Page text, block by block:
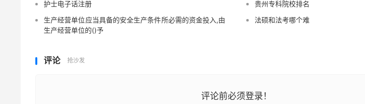
护士电子话注册
贵州专科院校排名
生产经营单位应当具备的安全生产条件所必需的资金投入,由
生产经营单位的()予
法硕和法考哪个难
评论 抢沙发
评论前必须登录！